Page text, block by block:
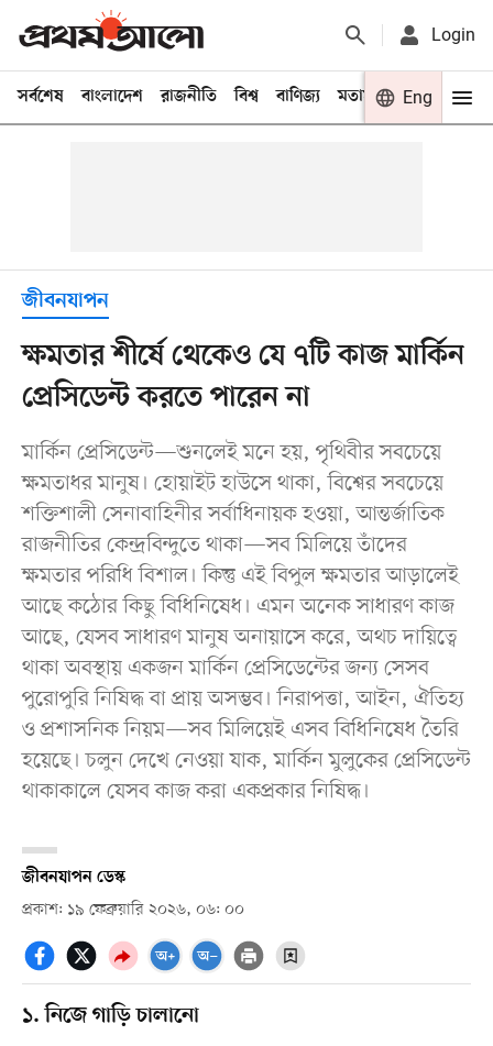
Login
সর্বশেষ বাংলাদেশ রাজনীতি বিশ্ব বাণিজ্য মতামত খেলা
Eng
জীবনযাপন
ক্ষমতার শীর্ষে থেকেও যে ৭টি কাজ মার্কিন
প্রেসিডেন্ট করতে পারেন না
মার্কিন প্রেসিডেন্ট—শুনলেই মনে হয়, পৃথিবীর সবচেয়ে
ক্ষমতাধর মানুষ। হোয়াইট হাউসে থাকা, বিশ্বের সবচেয়ে
শক্তিশালী সেনাবাহিনীর সর্বাধিনায়ক হওয়া, আন্তর্জাতিক
রাজনীতির কেন্দ্রবিন্দুতে থাকা—সব মিলিয়ে তাঁদের
ক্ষমতার পরিধি বিশাল। কিন্তু এই বিপুল ক্ষমতার আড়ালেই
আছে কঠোর কিছু বিধিনিষেধ। এমন অনেক সাধারণ কাজ
আছে, যেসব সাধারণ মানুষ অনায়াসে করে, অথচ দায়িত্বে
থাকা অবস্থায় একজন মার্কিন প্রেসিডেন্টের জন্য সেসব
পুরোপুরি নিষিদ্ধ বা প্রায় অসম্ভব। নিরাপত্তা, আইন, ঐতিহ্য
ও প্রশাসনিক নিয়ম—সব মিলিয়েই এসব বিধিনিষেধ তৈরি
হয়েছে। চলুন দেখে নেওয়া যাক, মার্কিন মুলুকের প্রেসিডেন্ট
থাকাকালে যেসব কাজ করা একপ্রকার নিষিদ্ধ।
জীবনযাপন ডেস্ক
প্রকাশ: ১৯ ফেব্রুয়ারি ২০২৬, ০৬: ০০
১. নিজে গাড়ি চালানো